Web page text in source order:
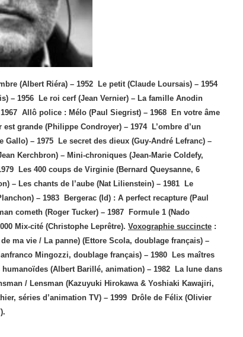
(Albert Riéra) – 1952 Le petit (Claude Loursais) – 1954
– 1956 Le roi cerf (Jean Vernier) – La famille Anodin
Allô police : Mélo (Paul Siegrist) – 1968
En votre âme
est grande (Philippe Condroyer) – 1974
L’ombre d’un
Gallo) – 1975
Le secret des dieux (Guy-André Lefranc) –
Kerchbron) – Mini-chroniques (Jean-Marie Coldefy,
Les 400 coups de Virginie (Bernard Queysanne, 6
– Les chants de l’aube (Nat Lilienstein) – 1981
Le
– 1983
Bergerac (Id) : A perfect recapture (Paul
cometh (Roger Tucker) – 1987
Formule 1 (Nado
Mix-cité (Christophe Leprêtre). Voxographie succincte :
ma vie / La panne) (Ettore Scola, doublage français) –
Mingozzi, doublage français) – 1980
Les maîtres
humanoïdes (Albert Barillé, animation) – 1982
La lune dans
/ Lensman (Kazuyuki Hirokawa & Yoshiaki Kawajiri,
séries d’animation TV) – 1999
Drôle de Félix (Olivier